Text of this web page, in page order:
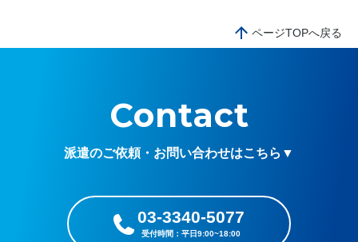
ページTOPへ戻る
Contact
派遣のご依頼・お問い合わせはこちら▼
03-3340-5077